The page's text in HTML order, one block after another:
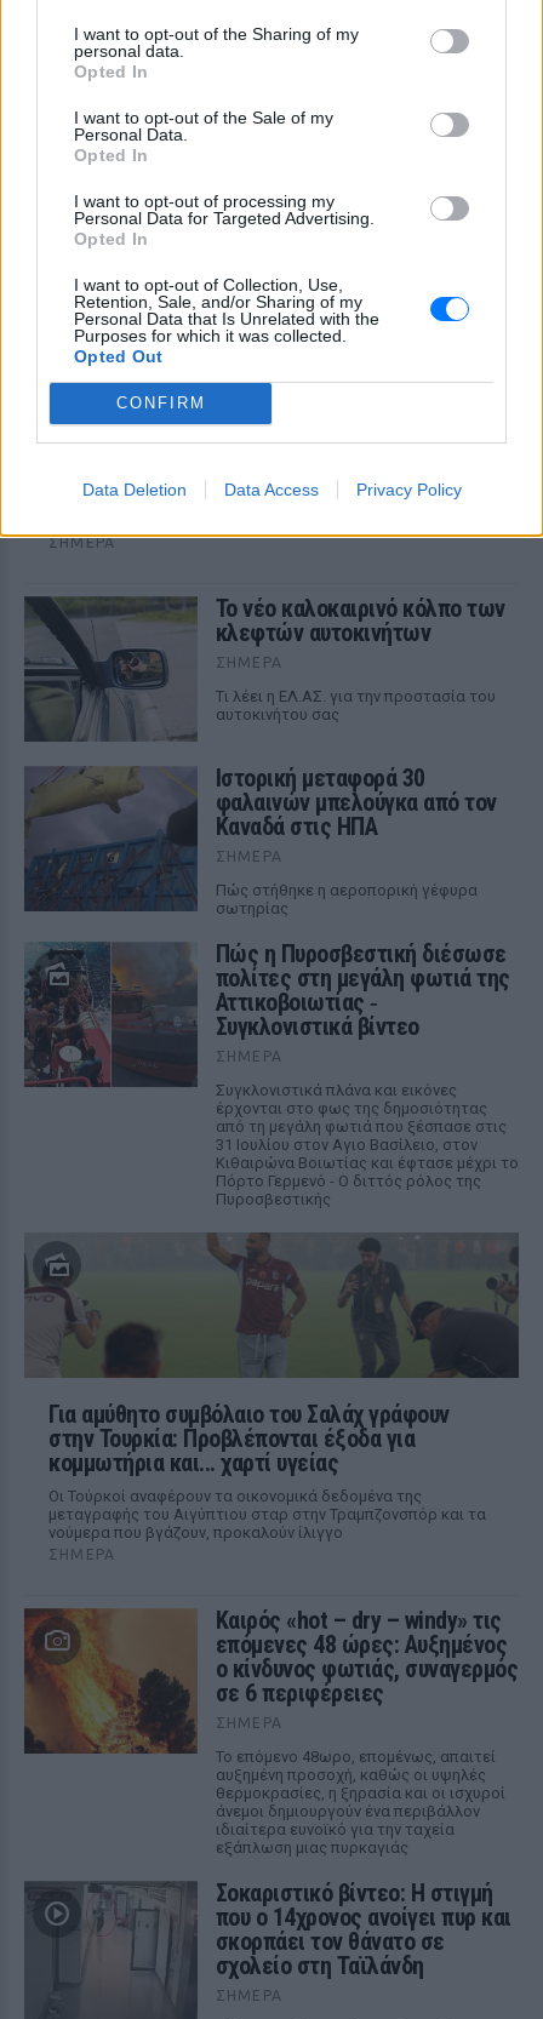
I want to opt-out of the Sharing of my
personal data.
Opted In
I want to opt-out of the Sale of my
Personal Data.
Opted In
I want to opt-out of processing my
Personal Data for Targeted Advertising.
Opted In
I want to opt-out of Collection, Use,
Retention, Sale, and/or Sharing of my
Personal Data that Is Unrelated with the
Purposes for which it was collected.
Opted Out
CONFIRM
Data Deletion Data Access Privacy Policy
Βούτηξε ο μπάρμαν για να τον
Ο ιδιοκτήτης του beach bar και οι γονείς
του μικρού προσήχθησαν από τις αρχές -
Καύσιμα «φωτιά»: Η βενζίνη ξεπερνά τα 2
ευρώ το λίτρο παρά την πτώση του αργού
Οι διεθνείς τιμές του αργού πετρελαίου υποχωρούν, αλλά
ΣΉΜΕΡΑ
Το νέο καλοκαιρινό κόλπο των
κλεφτών αυτοκινήτων
ΣΉΜΕΡΑ
Tι λέει η ΕΛ.ΑΣ. για την προστασία του
αυτοκινήτου σας
Ιστορική μεταφορά 30
φαλαινών μπελούγκα από τον
Καναδά στις ΗΠΑ
ΣΉΜΕΡΑ
Πώς στήθηκε η αεροπορική γέφυρα
σωτηρίας
Πώς η Πυροσβεστική διέσωσε
πολίτες στη μεγάλη φωτιά της
Αττικοβοιωτίας ‑
Συγκλονιστικά βίντεο
ΣΉΜΕΡΑ
Συγκλονιστικά πλάνα και εικόνες
έρχονται στο φως της δημοσιότητας
από τη μεγάλη φωτιά που ξέσπασε στις
31 Ιουλίου στον Αγιο Βασίλειο, στον
Κιθαιρώνα Βοιωτίας και έφτασε μέχρι το
Πόρτο Γερμενό - Ο διττός ρόλος της
Πυροσβεστικής
Για αμύθητο συμβόλαιο του Σαλάχ γράφουν
στην Τουρκία: Προβλέπονται έξοδα για
κομμωτήρια και... χαρτί υγείας
Οι Τούρκοί αναφέρουν τα οικονομικά δεδομένα της
μεταγραφής του Αιγύπτιου σταρ στην Τραμπζονσπόρ και τα
νούμερα που βγάζουν, προκαλούν ίλιγγο
ΣΉΜΕΡΑ
Καιρός «hot – dry – windy» τις
επόμενες 48 ώρες: Αυξημένος
ο κίνδυνος φωτιάς, συναγερμός
σε 6 περιφέρειες
ΣΉΜΕΡΑ
Το επόμενο 48ωρο, επομένως, απαιτεί
αυξημένη προσοχή, καθώς οι υψηλές
θερμοκρασίες, η ξηρασία και οι ισχυροί
άνεμοι δημιουργούν ένα περιβάλλον
ιδιαίτερα ευνοϊκό για την ταχεία
εξάπλωση μιας πυρκαγιάς
Σοκαριστικό βίντεο: Η στιγμή
που ο 14χρονος ανοίγει πυρ και
σκορπάει τον θάνατο σε
σχολείο στη Ταϊλάνδη
ΣΉΜΕΡΑ